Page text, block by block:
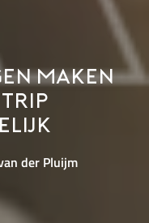
maken
trip
der Pluijm